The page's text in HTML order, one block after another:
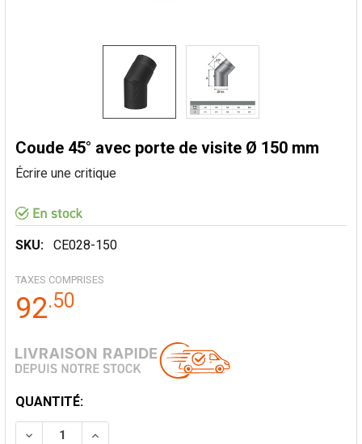
Coude 45° avec porte de visite Ø 150 mm
Écrire une critique
SKU: CE028-150
TAXES COMPRISES
92.50
STOCK
ACTUEL:
QUANTITÉ:
DIMINUER LA QUANTITÉ DE COUDE 45° AVEC PORTE
AUGMENTER LA QUANTITÉ DE COUDE 45°